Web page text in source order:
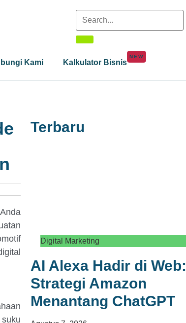
Kami Kalkulator Bisnis
NEW
Terbaru
Digital Marketing
AI Alexa Hadir di Web:
Strategi Amazon
Menantang ChatGPT